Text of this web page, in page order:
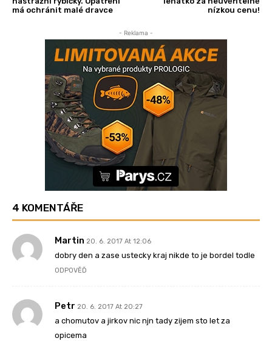
má ochránit malé dravce
nízkou cenu!
- Reklama -
4 KOMENTÁŘE
Martin 20. 6. 2017 At 12:06
dobry den a zase ustecky kraj nikde to je bordel todle
ODPOVĚĎ
Petr 20. 6. 2017 At 20:27
a chomutov a jirkov nic njn tady zijem sto let za
opicema